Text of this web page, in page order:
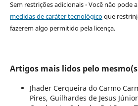
Sem restrições adicionais - Você não pode
medidas de caráter tecnológicoque
fazerem algo permitido pela licença.
Artigos mais lidos pelo
Jhader Cerqueira do Carmo
Pires, Guilhardes de Jesus